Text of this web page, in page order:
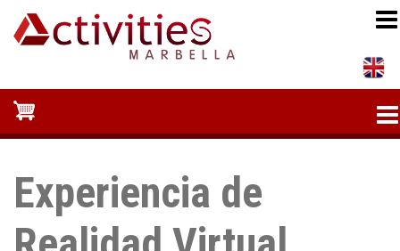
Pasar
Experiencia de